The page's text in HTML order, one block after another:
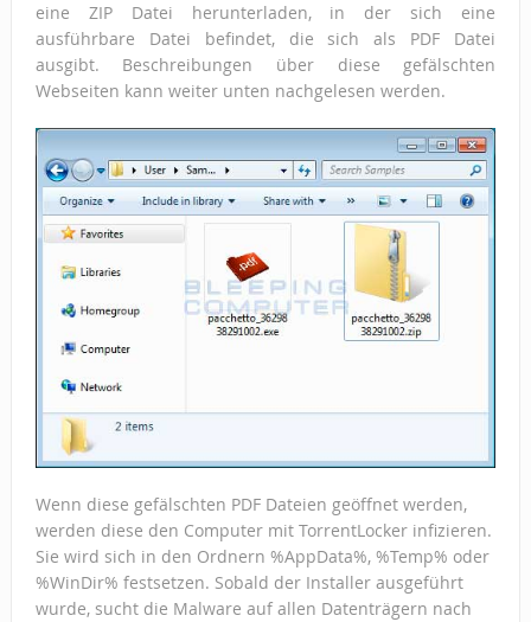
eine ZIP Datei herunterladen, in der sich eine
ausführbare Datei befindet, die sich als PDF Datei
ausgibt. Beschreibungen über diese gefälschten
Webseiten kann weiter unten nachgelesen werden.
Wenn diese gefälschten PDF Dateien geöffnet werden,
werden diese den Computer mit TorrentLocker infizieren.
Sie wird sich in den Ordnern %AppData%, %Temp% oder
%WinDir% festsetzen. Sobald der Installer ausgeführt
wurde, sucht die Malware auf allen Datenträgern nach